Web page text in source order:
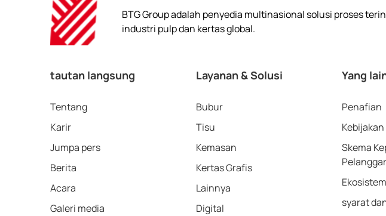
BTG Group adalah penyedia multinasional solusi proses
industri pulp dan kertas global.
tautan langsung
Tentang
Karir
Jumpa pers
Berita
Acara
Galeri media
Layanan & Solusi
Bubur
Tisu
Kemasan
Kertas Grafis
Lainnya
Digital
Yang
Penafian
Skema
syarat